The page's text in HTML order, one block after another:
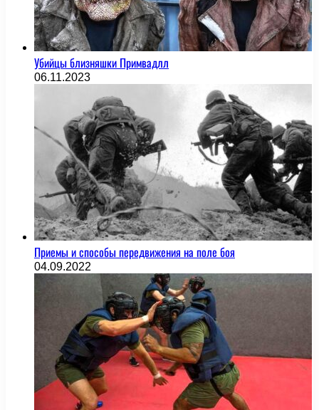
Убийцы близняшки Примвадлл
06.11.2023
Приемы и способы передвижения на поле боя
04.09.2022